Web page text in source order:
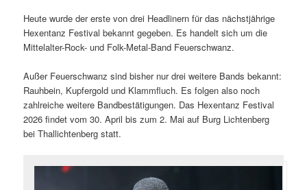
Heute wurde der erste von drei Headlinern für das nächstjährige
Hexentanz Festival bekannt gegeben. Es handelt sich um die
Mittelalter-Rock- und Folk-Metal-Band Feuerschwanz.
Außer Feuerschwanz sind bisher nur drei weitere Bands bekannt:
Rauhbein, Kupfergold und Klammfluch. Es folgen also noch
zahlreiche weitere Bandbestätigungen. Das Hexentanz Festival
2026 findet vom 30. April bis zum 2. Mai auf Burg Lichtenberg
bei Thallichtenberg statt.